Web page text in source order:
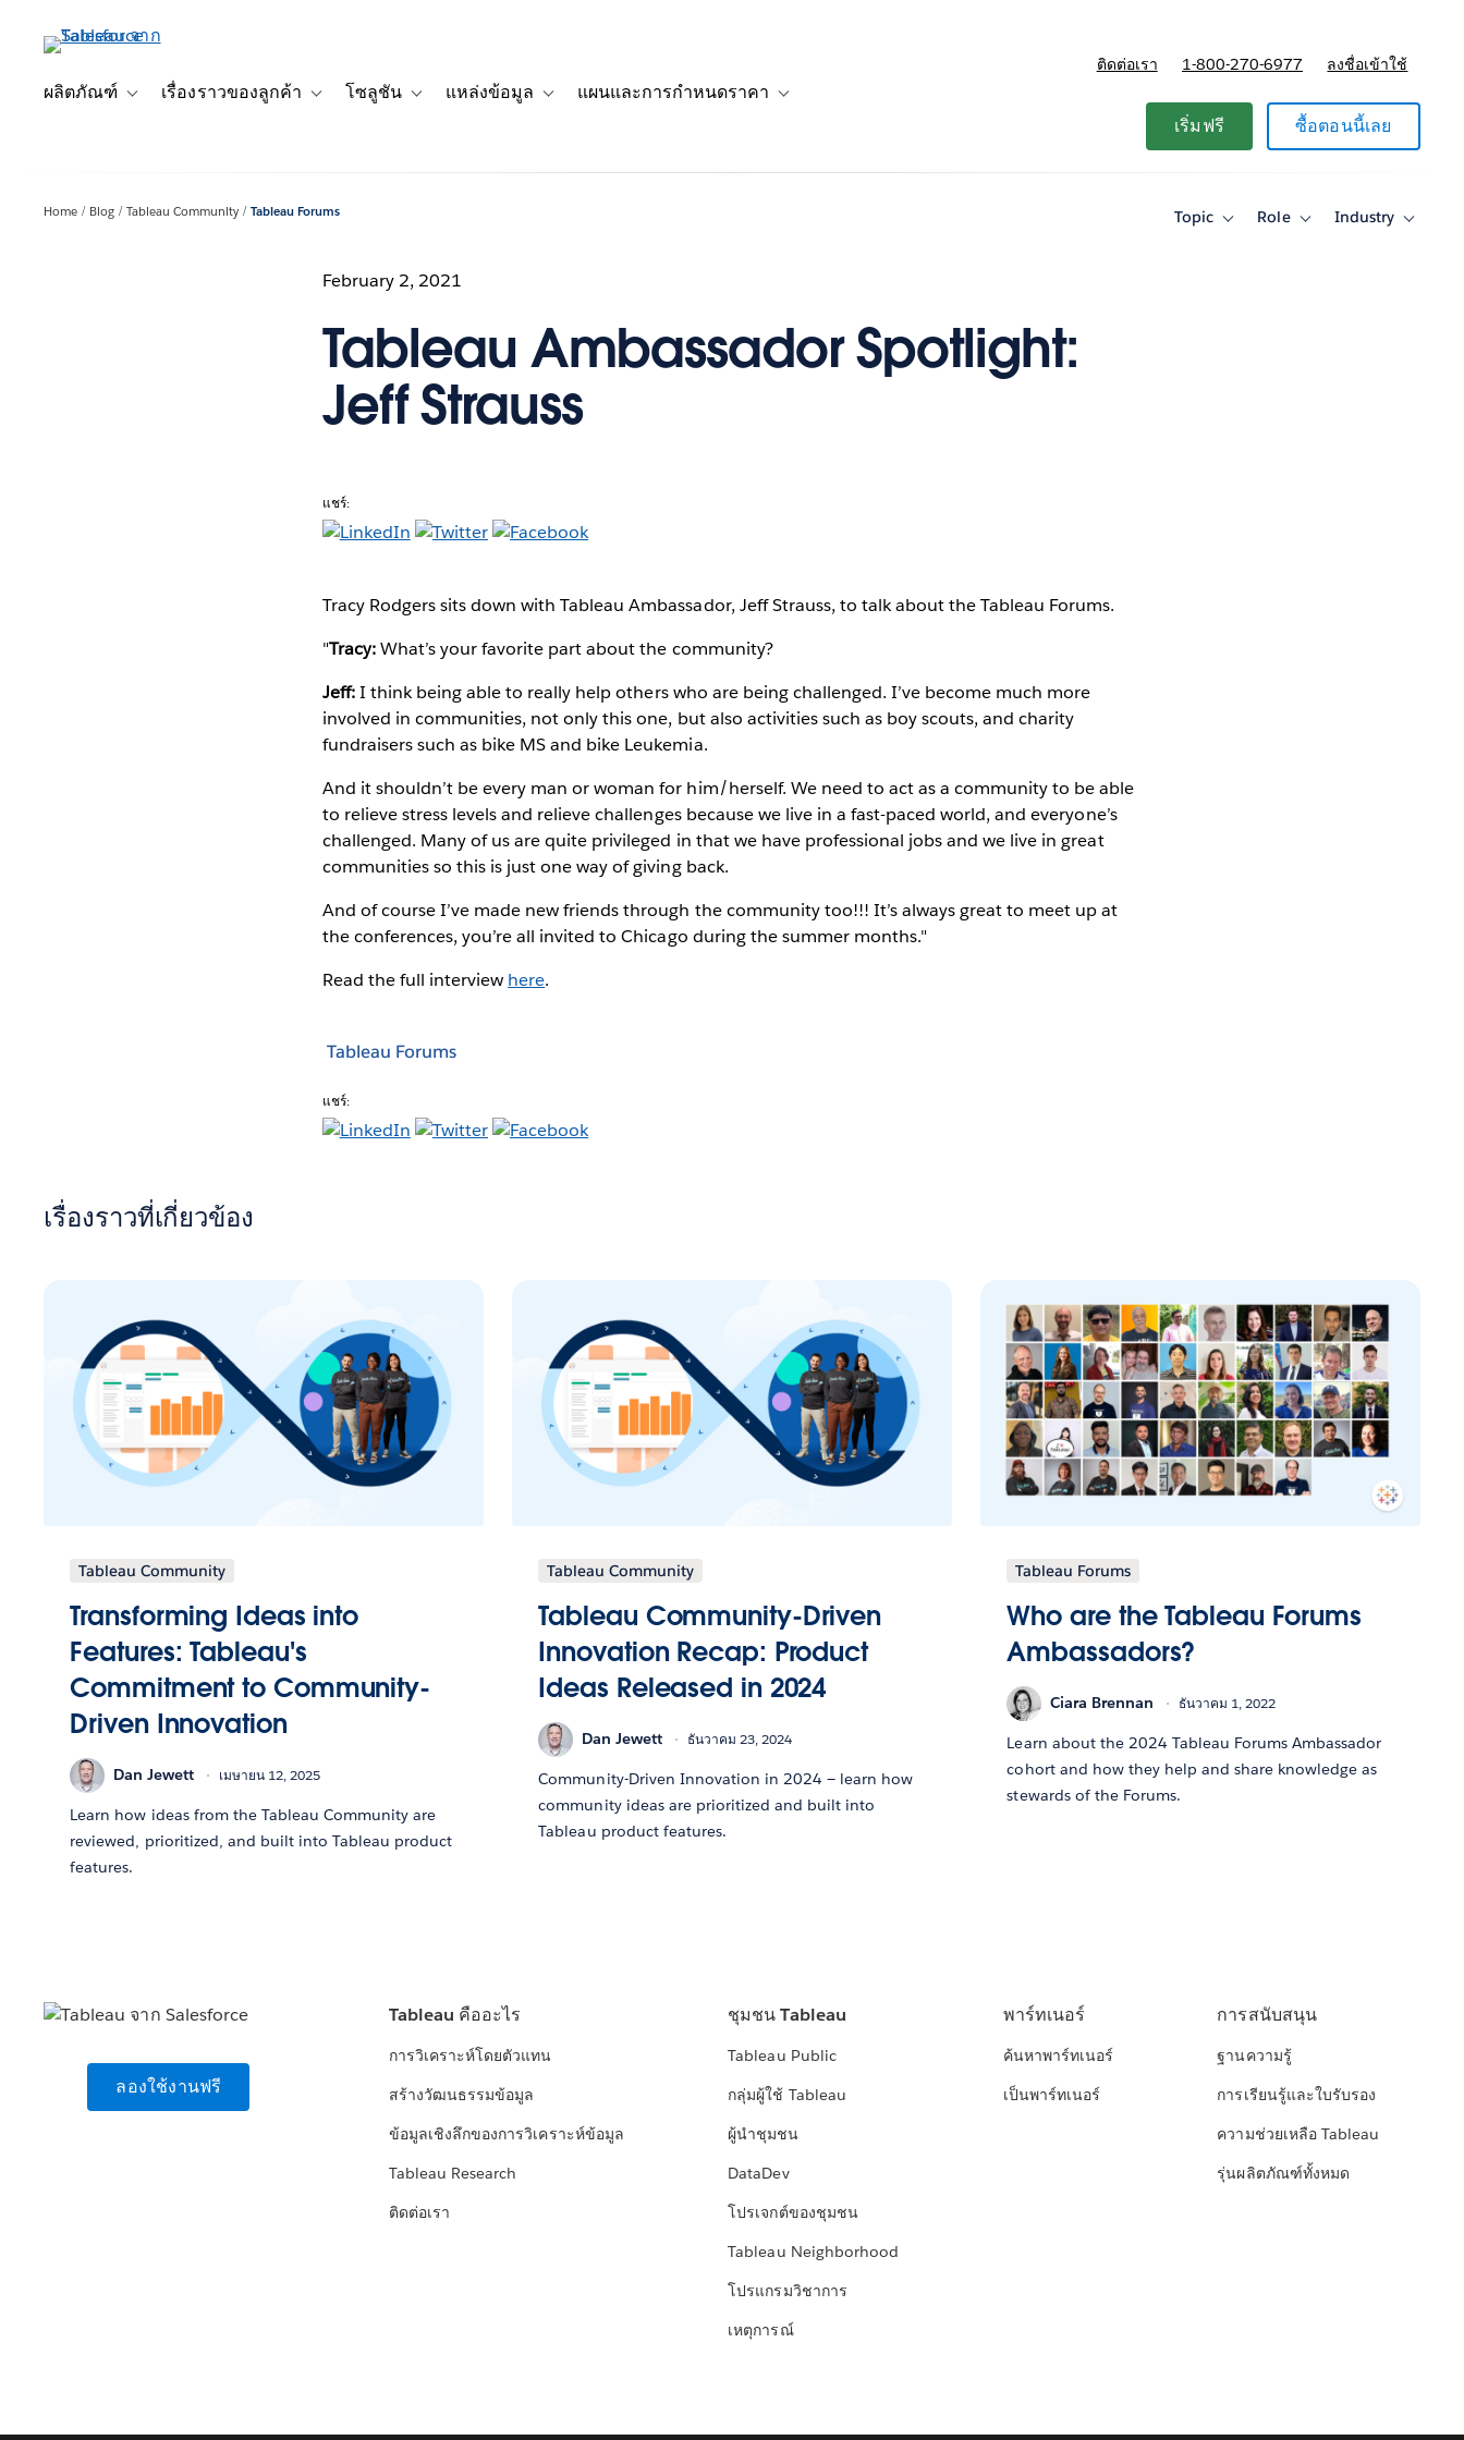
เนื้อหาผลิตภัณฑ์
Toggle sub-navigation for ผลิตภัณฑ์
เรื่องราวของลูกค้า
Toggle sub-navigation for เรื่องราวของลูกค้า
โซลูชัน
Toggle sub-navigation for โซลูชัน
แหล่งข้อมูล แผนและการกำหนดราคา
ติดต่อเรา 1-800-270-6977 ลงชื่อเข้าใช้
เริ่มฟรี ซื้อตอนนี้เลย
Home Blog Tableau Community Tableau Forums Topic
ToggleRole
ToggleIndustry
Toggle
February 2, 2021
Tableau Ambassador Spotlight:
Jeff Strauss
แชร์:
Tracy Rodgers sits down with Tableau Ambassador, Jeff Strauss, to talk about the Tableau Forums.
"Tracy:What’s your favorite part about the community?
Jeff:I think being able to really help others who are being challenged. I’ve become much more
involved in communities, not only this one, but also activities such as boy scouts, and charity
fundraisers such as bike MS and bike Leukemia.
And it shouldn’t be every man or woman for him/herself. We need to act as a community to be able
to relieve stress levels and relieve challenges because we live in a fast-paced world, and everyone’s
challenged. Many of us are quite privileged in that we have professional jobs and we live in great
communities so this is just one way of giving back.
And of course I’ve made new friends through the community too!!! It’s always great to meet up at
the conferences, you’re all invited to Chicago during the summer months."
Read the full interview here.
Tableau Forums
แชร์:
เรื่องราวที่เกี่ยวข้อง
Tableau Community
Transforming Ideas into
Features: Tableau's
Commitment to Community-
Driven Innovation
Dan Jewett เมษายน 12, 2025
Learn how ideas from the Tableau Community are
reviewed, prioritized, and built into Tableau product
features.
Tableau Community
Tableau Community-Driven
Innovation Recap: Product
Ideas Released in 2024
Dan Jewett ธันวาคม 23, 2024
Community-Driven Innovation in 2024 — learn how
community ideas are prioritized and built into
Tableau product features.
Tableau Forums
Who are the Tableau Forums
Ambassadors?
Ciara Brennan ธันวาคม 1, 2022
Learn about the 2024 Tableau Forums Ambassador
cohort and how they help and share knowledge as
stewards of the Forums.
ลองใช้งานฟรี
Tableau คืออะไร
การวิเคราะห์โดยตัวแทน
สร้างวัฒนธรรมข้อมูล
ข้อมูลเชิงลึกของการวิเคราะห์ข้อมูล
Tableau Research
ติดต่อเรา
ชุมชน Tableau
Tableau Public
กลุ่มผู้ใช้ Tableau
ผู้นำชุมชน
DataDev
โปรเจกต์ของชุมชน
Tableau Neighborhood
โปรแกรมวิชาการ
เหตุการณ์
พาร์ทเนอร์
ค้นหาพาร์ทเนอร์
เป็นพาร์ทเนอร์
การสนับสนุน
ฐานความรู้
การเรียนรู้และใบรับรอง
ความช่วยเหลือ Tableau
รุ่นผลิตภัณฑ์ทั้งหมด